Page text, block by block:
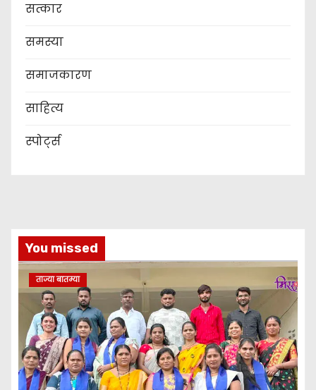
सत्कार
समस्या
समाजकारण
साहित्य
स्पोर्ट्स
You missed
ताज्या बातम्या